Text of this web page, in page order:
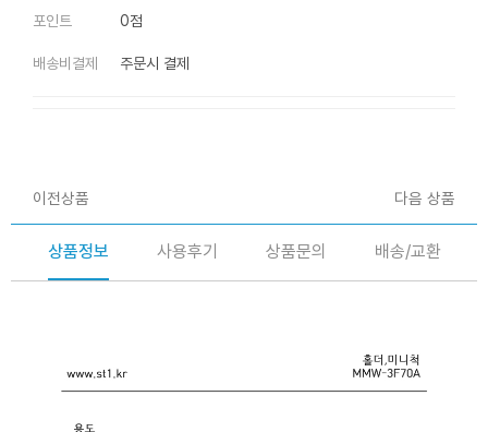
포인트 0점
배송비결제 주문시 결제
이전상품 다음 상품
상품정보 사용후기 상품문의 배송/교환